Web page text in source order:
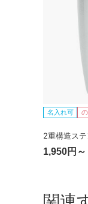
名入れ可
2重構造ス
1,950円～